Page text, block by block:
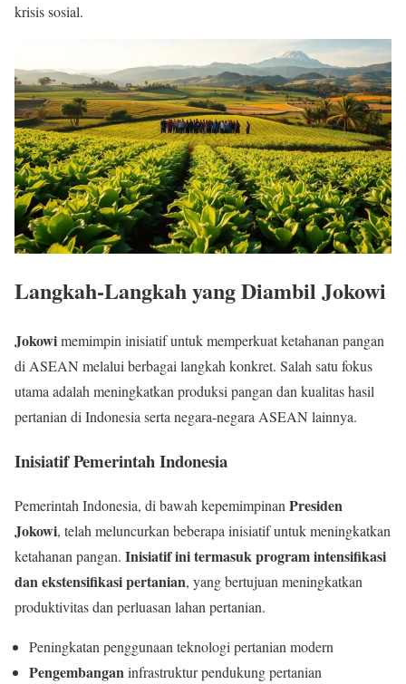
krisis sosial.
Langkah-Langkah yang Diambil Jokowi
Jokowimemimpin inisiatif untuk memperkuat ketahanan pangan
di ASEAN melalui berbagai langkah konkret. Salah satu fokus
utama adalah meningkatkan produksi pangan dan kualitas hasil
pertanian di Indonesia serta negara-negara ASEAN lainnya.
Inisiatif Pemerintah Indonesia
Pemerintah Indonesia, di bawah kepemimpinan Presiden
Jokowi, telah meluncurkan beberapa inisiatif untuk meningkatkan
ketahanan pangan. Inisiatif ini termasuk program intensifikasi
dan ekstensifikasi pertanian, yang bertujuan meningkatkan
produktivitas dan perluasan lahan pertanian.
Peningkatan penggunaan teknologi pertanian modern
Pengembanganinfrastruktur pendukung pertanian